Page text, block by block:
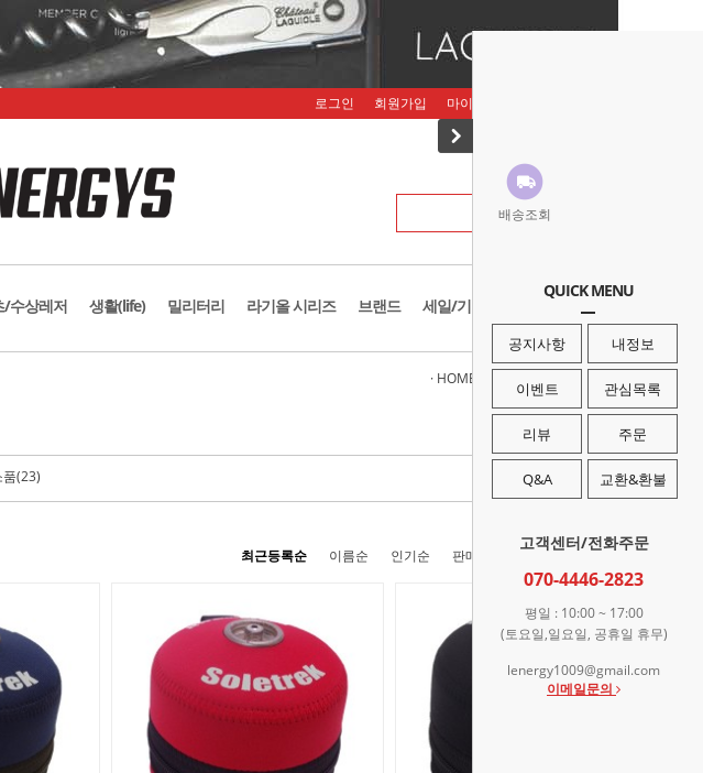
배송조회
QUICK MENU
공지사항 내정보
이벤트 관심목록
리뷰 주문
Q&A 교환&환불
고객센터/전화주문
070-4446-2823
평일 : 10:00 ~ 17:00
(토요일,일요일, 공휴일 휴무)
lenergy1009@gmail.com
이메일문의
로그인 회원가입 마이페이지
/수상레저 생활(life) 밀리터리 라기올 시리즈 브랜드 세일/기획존
· HOME
품(23)
최근등록순 이름순 인기순 판매순 높은가격순 낮은가격순